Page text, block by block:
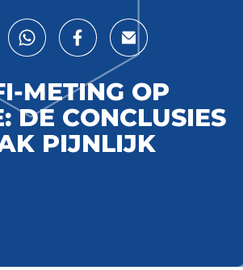
METING OP
DE CONCLUSIES
PIJNLIJK